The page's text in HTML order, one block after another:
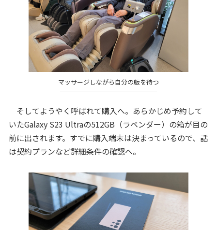
マッサージしながら自分の版を待つ
そしてようやく呼ばれて購入へ。あらかじめ予約して
いたGalaxy S23 Ultraの512GB（ラベンダー）の箱が目の
前に出されます。すでに購入端末は決まっているので、話
は契約プランなど詳細条件の確認へ。